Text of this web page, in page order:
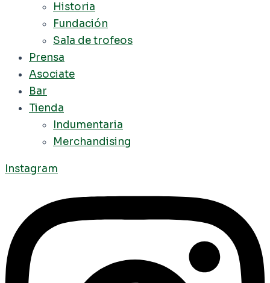
Historia
Fundación
Sala de trofeos
Prensa
Asociate
Bar
Tienda
Indumentaria
Merchandising
Instagram